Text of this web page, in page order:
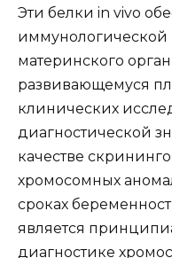
Эти белки in vivo
иммунологической
материнского
развивающемуся
клинических
диагностической
качестве
хромосомных
сроках
является
диагностике